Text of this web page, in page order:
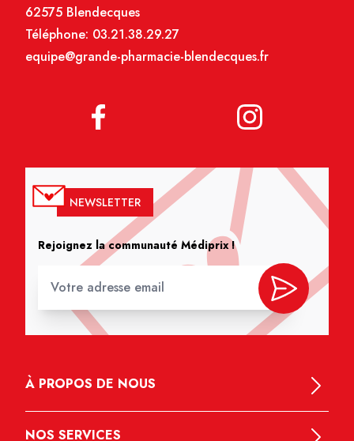
62575 Blendecques
Téléphone: 03.21.38.29.27
equipe@grande-pharmacie-blendecques.fr
NEWSLETTER
Rejoignez la communauté Médiprix !
À PROPOS DE NOUS
NOS SERVICES